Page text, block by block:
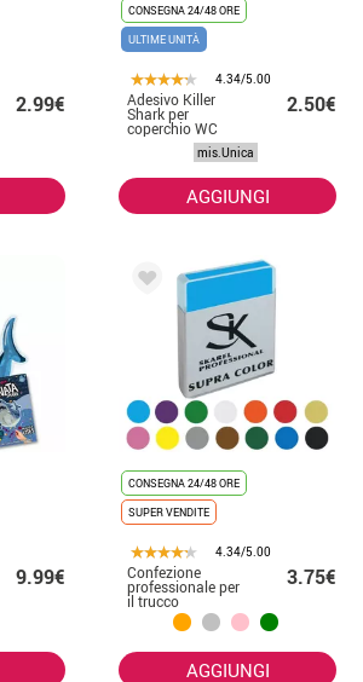
2.99€
CONSEGNA 24/48 ORE
ULTIME UNITÀ
4.34/5.00
Adesivo Killer
Shark per
coperchio WC
30x40 cm
2.50€
mis.Unica
AGGIUNGI
9.99€
CONSEGNA 24/48 ORE
SUPER VENDITE
4.34/5.00
Confezione
professionale per
il trucco
professionale da
12 gr in vari
3.75€
AGGIUNGI